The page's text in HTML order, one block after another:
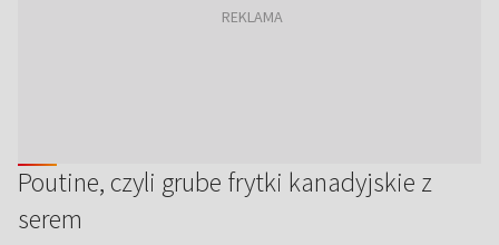
Poutine, czyli grube frytki kanadyjskie z
serem